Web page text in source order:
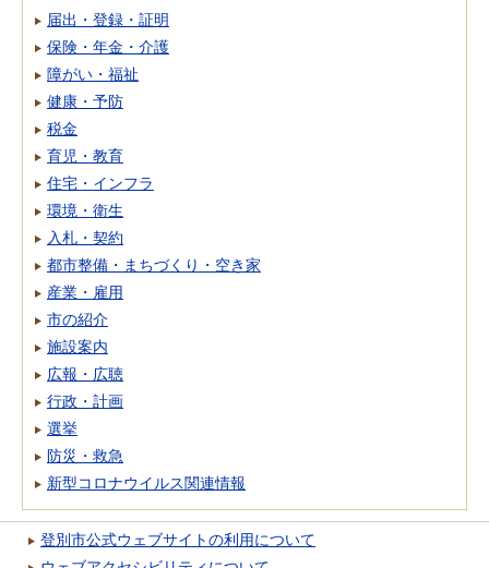
届出・登録・証明
保険・年金・介護
障がい・福祉
健康・予防
税金
育児・教育
住宅・インフラ
環境・衛生
入札・契約
都市整備・まちづくり・空き家
産業・雇用
市の紹介
施設案内
広報・広聴
行政・計画
選挙
防災・救急
新型コロナウイルス関連情報
登別市公式ウェブサイトの利用について